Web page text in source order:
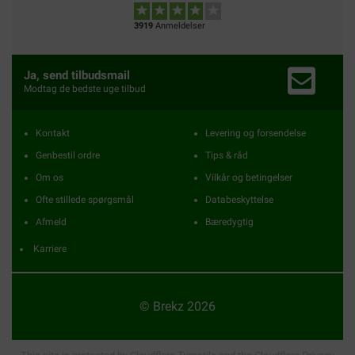
3919 Anmeldelser
Ja, send tilbudsmail
Modtag de bedste uge tilbud
Kontakt
Genbestil ordre
Om os
Ofte stillede spørgsmål
Afmeld
Karriere
Levering og forsendelse
Tips & råd
Vilkår og betingelser
Databeskyttelse
Bæredygtig
© Brekz 2026